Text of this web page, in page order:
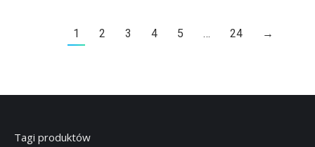
1 2 3 4 5 … 24 →
Tagi produktów